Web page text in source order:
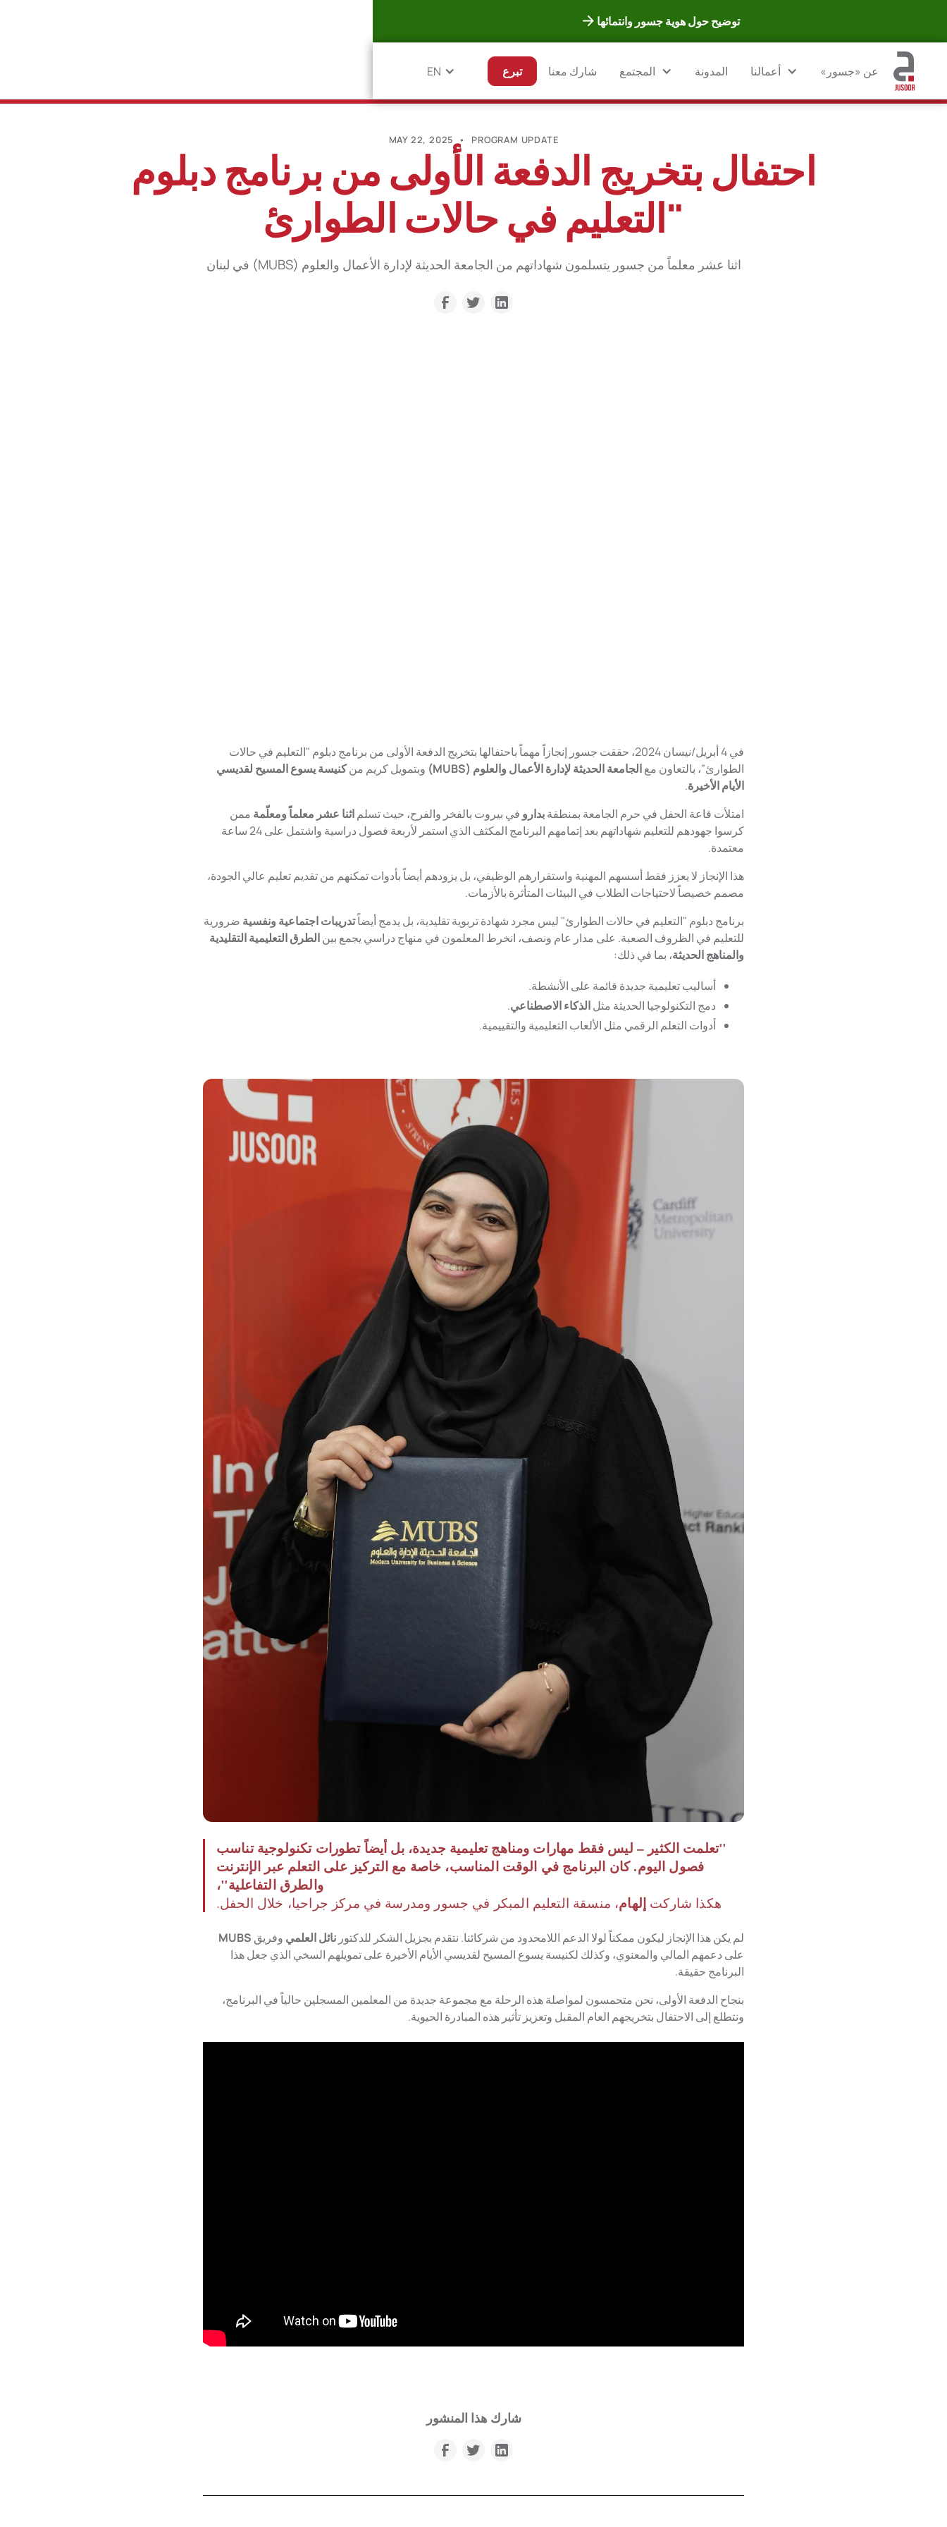
توضيح حول هوية جسور وانتمائها
عن «جسور» أعمالنا المدونة المجتمع شارك معنا تبرع EN
PROGRAM UPDATE
•
MAY 22, 2025
احتفال بتخريج الدفعة الأولى من برنامج دبلوم
"التعليم في حالات الطوارئ
اثنا عشر معلماً من جسور يتسلمون شهاداتهم من الجامعة الحديثة لإدارة الأعمال والعلوم (MUBS) في لبنان
في 4 أبريل/نيسان 2024، حققت جسور إنجازاً مهماً باحتفالها بتخريج الدفعة الأولى من برنامج دبلوم "التعليم في حالات
الطوارئ"، بالتعاون معالجامعة الحديثة لإدارة الأعمال والعلوم (MUBS) وبتمويل كريم منكنيسة يسوع المسيح لقديسي
الأيام الأخيرة.
امتلأت قاعة الحفل في حرم الجامعة بمنطقةبدارو في بيروت بالفخر والفرح، حيث تسلماثنا عشر معلماً ومعلّمة ممن
كرسوا جهودهم للتعليم شهاداتهم بعد إتمامهم البرنامج المكثف الذي استمر لأربعة فصول دراسية واشتمل على 24 ساعة
معتمدة.
هذا الإنجاز لا يعزز فقط أسسهم المهنية واستقرارهم الوظيفي، بل يزودهم أيضاً بأدوات تمكنهم من تقديم تعليم عالي الجودة،
مصمم خصيصاً لاحتياجات الطلاب في البيئات المتأثرة بالأزمات.
برنامج دبلوم "التعليم في حالات الطوارئ" ليس مجرد شهادة تربوية تقليدية، بل يدمج أيضاًتدريبات اجتماعية ونفسية ضرورية
للتعليم في الظروف الصعبة. على مدار عام ونصف، انخرط المعلمون في منهاج دراسي يجمع بينالطرق التعليمية التقليدية
والمناهج الحديثة، بما في ذلك:
أساليب تعليمية جديدة قائمة على الأنشطة.
دمج التكنولوجيا الحديثة مثلالذكاء الاصطناعي.
أدوات التعلم الرقمي مثل الألعاب التعليمية والتقييمية.
"تعلمت الكثير – ليس فقط مهارات ومناهج تعليمية جديدة، بل أيضاً تطورات تكنولوجية تناسب
فصول اليوم. كان البرنامج في الوقت المناسب، خاصة مع التركيز على التعلم عبر الإنترنت
والطرق التفاعلية"،
هكذا شاركت إلهام، منسقة التعليم المبكر في جسور ومدرسة في مركز جراحيا، خلال الحفل.
لم يكن هذا الإنجاز ليكون ممكناً لولا الدعم اللامحدود من شركائنا. نتقدم بجزيل الشكر للدكتور نائل العلمي وفريق MUBS
على دعمهم المالي والمعنوي، وكذلك لكنيسة يسوع المسيح لقديسي الأيام الأخيرة على تمويلهم السخي الذي جعل هذا
البرنامج حقيقة.
بنجاح الدفعة الأولى، نحن متحمسون لمواصلة هذه الرحلة مع مجموعة جديدة من المعلمين المسجلين حالياً في البرنامج،
ونتطلع إلى الاحتفال بتخريجهم العام المقبل وتعزيز تأثير هذه المبادرة الحيوية.
شارك هذا المنشور